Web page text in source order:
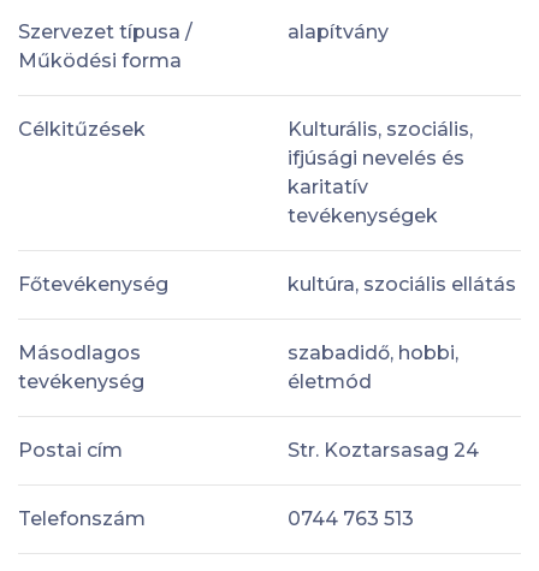
Szervezet típusa /
Működési forma
alapítvány
Célkitűzések
Kulturális, szociális,
ifjúsági nevelés és
karitatív
tevékenységek
Főtevékenység kultúra, szociális ellátás
Másodlagos
tevékenység
szabadidő, hobbi,
életmód
Postai cím Str. Koztarsasag 24
Telefonszám 0744 763 513